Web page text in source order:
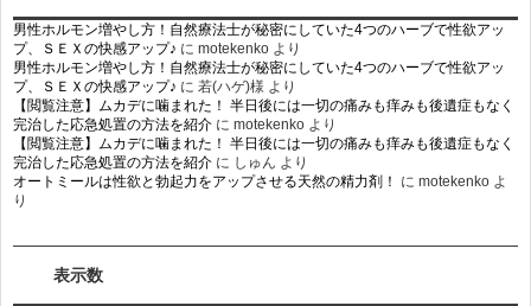
男性ホルモン増やし方！自然療法士が秘密にしていた4つのハーブで性欲アッ
プ、ＳＥＸの快感アップ♪ に motekenko より
男性ホルモン増やし方！自然療法士が秘密にしていた4つのハーブで性欲アッ
プ、ＳＥＸの快感アップ♪ に 若(ハゲ)様 より
【閲覧注意】ムカデに噛まれた！ 半日後には一切の痛みも痒みも後遺症もなく
完治した応急処置の方法を紹介 に motekenko より
【閲覧注意】ムカデに噛まれた！ 半日後には一切の痛みも痒みも後遺症もなく
完治した応急処置の方法を紹介 に しゅん より
オートミールは性欲と勃起力をアップさせる天然の精力剤！
に motekenko よ
り
表示数